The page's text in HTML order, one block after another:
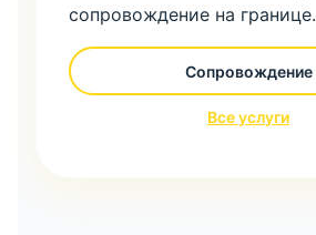
сопровождение на границе.
Сопровождение
Все услуги